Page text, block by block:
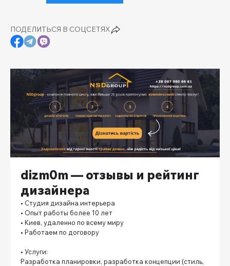
ПОДЕЛИТЬСЯ В СОЦСЕТЯХ
dizm0m — отзывы и рейтинг
дизайнера
• Студия дизайна интерьера
• Опыт работы более 10 лет
• Киев, удаленно по всему миру
• Работаем по договору
• Услуги:
Разработка планировки, разработка концепции (стиль,